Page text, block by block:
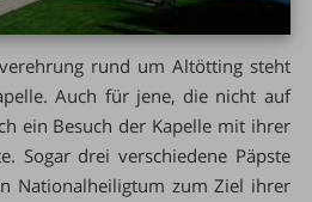
rund um Altötting steht
Auch für jene, die nicht auf
ein Besuch der Kapelle mit ihrer
Sogar drei verschiedene Päpste
Nationalheiligtum zum Ziel ihrer